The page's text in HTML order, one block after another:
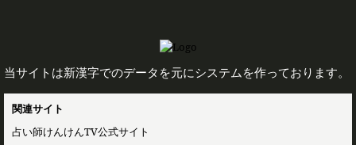
当サイトは新漢字でのデータを元にシステムを作っております。
関連サイト
占い師けんけんTV公式サイト